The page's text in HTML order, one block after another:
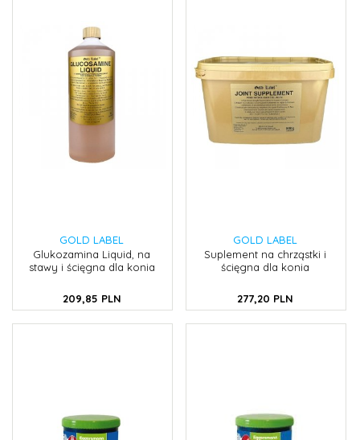
GOLD LABEL
Glukozamina Liquid, na
stawy i ścięgna dla konia
209,85 PLN
GOLD LABEL
Suplement na chrząstki i
ścięgna dla konia
277,20 PLN